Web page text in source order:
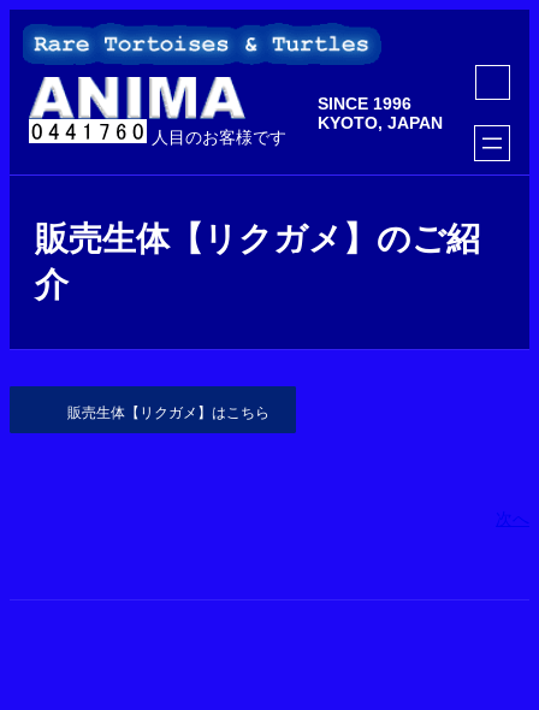
を
人目のお客様です
SINCE 1996
KYOTO, JAPAN
ア
コ
ン
リ
ン
ク
販売生体【リクガメ】のご紹
介
販売生体【リクガメ】はこちら
次へ